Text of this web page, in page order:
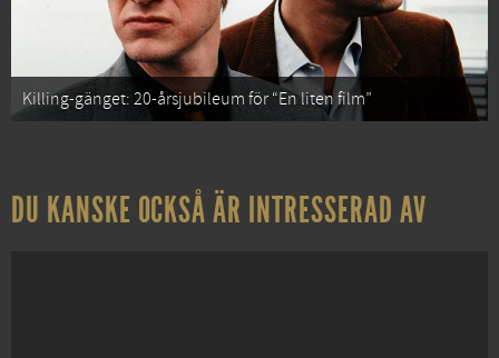
Killing-gänget: 20-årsjubileum för “En liten film”
DU KANSKE OCKSÅ ÄR INTRESSERAD AV